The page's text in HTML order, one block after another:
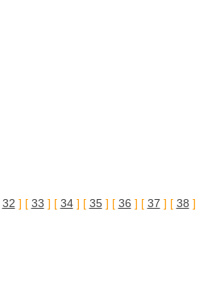
32 ] [ 33 ] [ 34] [ 35] [ 36 ] [ 37 ] [ 38 ]